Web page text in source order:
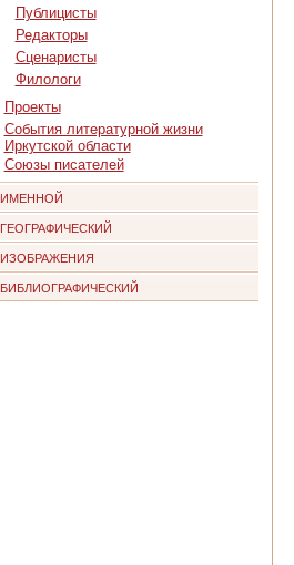
Публицисты
Редакторы
Сценаристы
Филологи
Проекты
События литературной жизни
Иркутской области
Союзы писателей
ИМЕННОЙ
ГЕОГРАФИЧЕСКИЙ
ИЗОБРАЖЕНИЯ
БИБЛИОГРАФИЧЕСКИЙ